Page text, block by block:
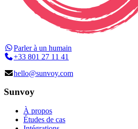
Parler à un humain
+33 801 27 11 41
hello@sunvoy.com
Sunvoy
À propos
Études de cas